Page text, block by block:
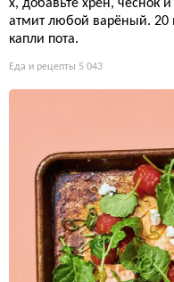
х, добавьте хрен, чеснок
атмит любой варёный. 20
капли пота.
Еда и рецепты 5 043